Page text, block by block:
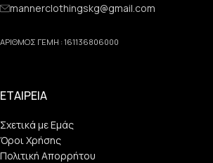
mannerclothingskg@gmail.com
ΑΡΙΘΜΟΣ ΓΕΜΗ : 161136806000
ΕΤΑΙΡΕΙΑ
Σχετικά με Εμάς
Όροι Χρήσης
Πολιτική Απορρήτου